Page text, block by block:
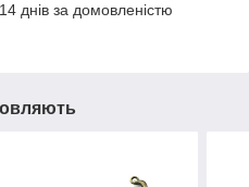
днів за домовленістю